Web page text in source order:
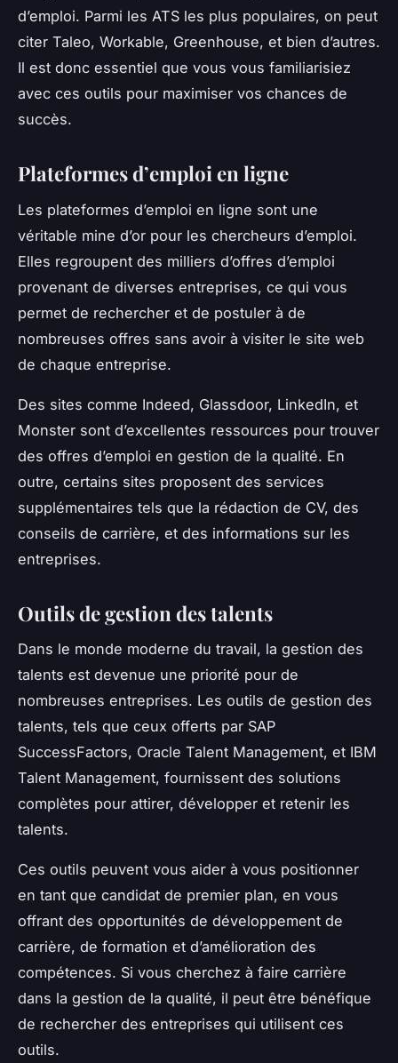
d’emploi. Parmi les ATS les plus populaires, on peut
citer Taleo, Workable, Greenhouse, et bien d’autres.
Il est donc essentiel que vous vous familiarisiez
avec ces outils pour maximiser vos chances de
succès.
Plateformes d’emploi en ligne
Les plateformes d’emploi en ligne sont une
véritable mine d’or pour les chercheurs d’emploi.
Elles regroupent des milliers d’offres d’emploi
provenant de diverses entreprises, ce qui vous
permet de rechercher et de postuler à de
nombreuses offres sans avoir à visiter le site web
de chaque entreprise.
Des sites comme Indeed, Glassdoor, LinkedIn, et
Monster sont d’excellentes ressources pour trouver
des offres d’emploi en gestion de la qualité. En
outre, certains sites proposent des services
supplémentaires tels que la rédaction de CV, des
conseils de carrière, et des informations sur les
entreprises.
Outils de gestion des talents
Dans le monde moderne du travail, la gestion des
talents est devenue une priorité pour de
nombreuses entreprises. Les outils de gestion des
talents, tels que ceux offerts par SAP
SuccessFactors, Oracle Talent Management, et IBM
Talent Management, fournissent des solutions
complètes pour attirer, développer et retenir les
talents.
Ces outils peuvent vous aider à vous positionner
en tant que candidat de premier plan, en vous
offrant des opportunités de développement de
carrière, de formation et d’amélioration des
compétences. Si vous cherchez à faire carrière
dans la gestion de la qualité, il peut être bénéfique
de rechercher des entreprises qui utilisent ces
outils.